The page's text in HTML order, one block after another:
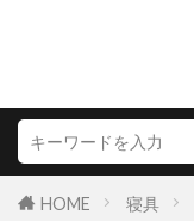
HOME 寝具